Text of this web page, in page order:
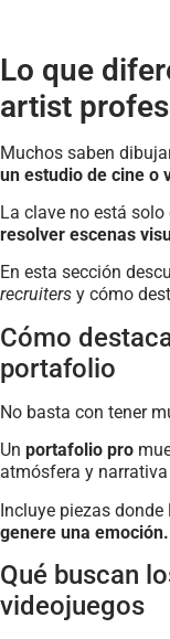
Lo que
artist
Muchos saben
un estudio de cine o
La clave no está
resolver escenas
En esta sección
recruiters y cómo
Cómo
portafolio
No basta con tener
Un portafolio pro
atmósfera y
Incluye piezas
genere una emoción.
Qué buscan
videojuegos